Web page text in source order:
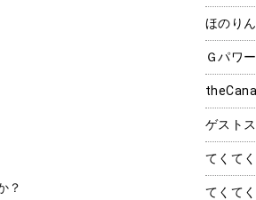
？
ほのり
Ｇパワ
ゲスト
てくて
てくて